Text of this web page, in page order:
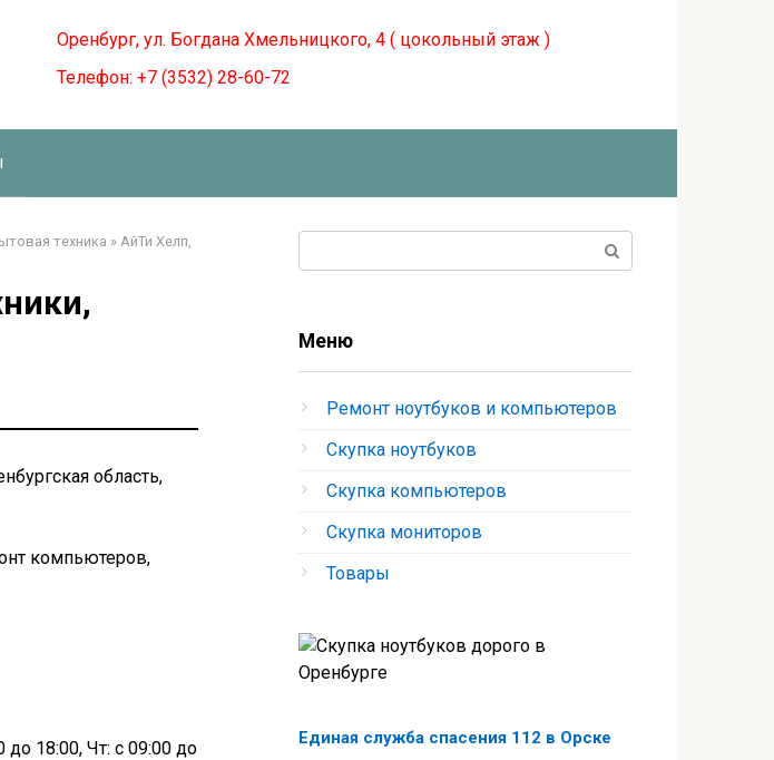
Оренбург, ул. Богдана Хмельницкого, 4 ( цокольный этаж )
Телефон: +7 (3532) 28-60-72
техника » АйТи Хелп,
область,
компьютеров,
18:00, Чт: с 09:00 до
Меню
Ремонт ноутбуков и компьютеров
Скупка ноутбуков
Скупка компьютеров
Скупка мониторов
Товары
Единая служба спасения 112 в Орске